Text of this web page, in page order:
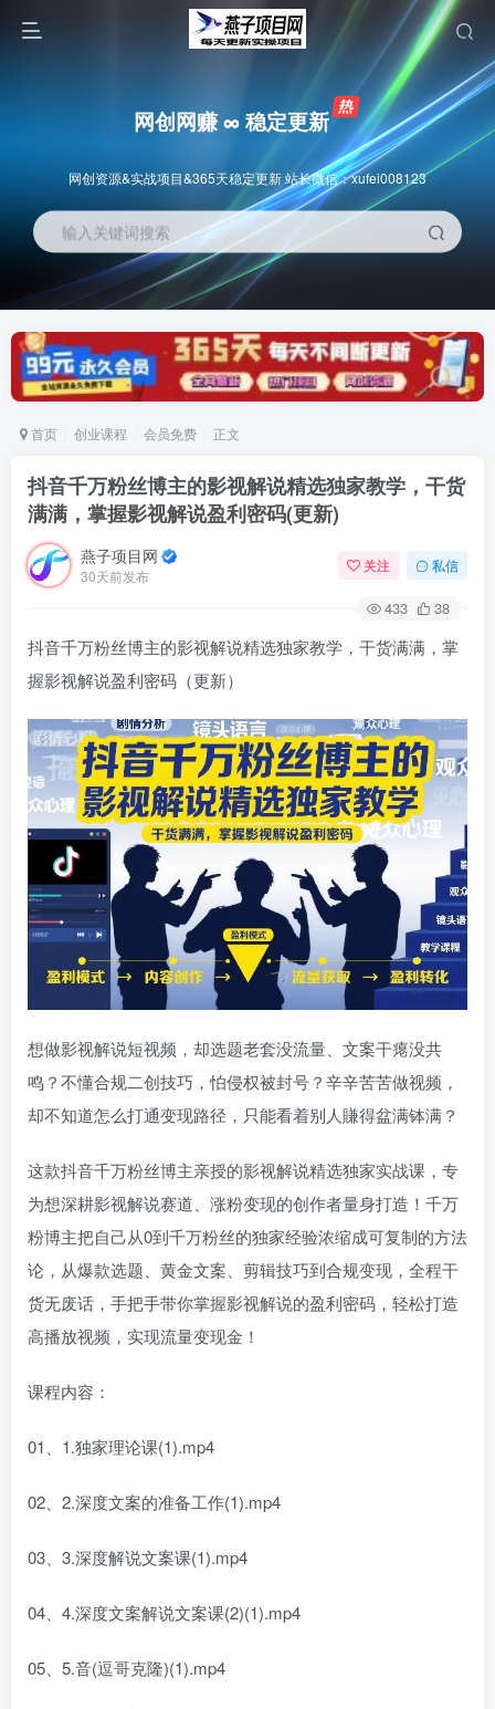
网创网赚 ∞ 稳定更新
网创资源&实战项目&365天稳定更新 站长微信：xufei008123
输入关键词搜索
首页 创业课程 会员免费 正文
抖音千万粉丝博主的影视解说精选独家教学，干货
满满，掌握影视解说盈利密码(更新)
燕子项目网
30天前发布
关注 私信
433 38
抖音千万粉丝博主的影视解说精选独家教学，干货满满，掌
握影视解说盈利密码（更新）
想做影视解说短视频，却选题老套没流量、文案干瘪没共
鸣？不懂合规二创技巧，怕侵权被封号？辛辛苦苦做视频，
却不知道怎么打通变现路径，只能看着别人賺得盆满钵满？
这款抖音千万粉丝博主亲授的影视解说精选独家实战课，专
为想深耕影视解说赛道、涨粉变现的创作者量身打造！千万
粉博主把自己从0到千万粉丝的独家经验浓缩成可复制的方法
论，从爆款选题、黄金文案、剪辑技巧到合规变现，全程干
货无废话，手把手带你掌握影视解说的盈利密码，轻松打造
高播放视频，实现流量变现金！
课程内容：
01、1.独家理论课(1).mp4
02、2.深度文案的准备工作(1).mp4
03、3.深度解说文案课(1).mp4
04、4.深度文案解说文案课(2)(1).mp4
05、5.音(逗哥克隆)(1).mp4